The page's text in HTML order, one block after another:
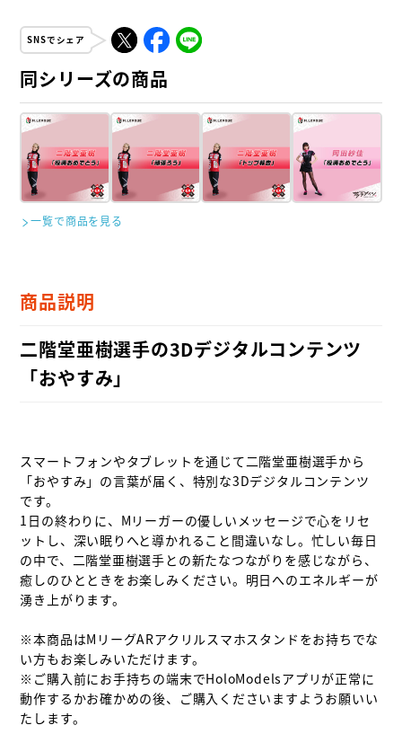
SNSでシェア
同シリーズの商品
一覧で商品を見る
商品説明
二階堂亜樹選手の3Dデジタルコンテンツ
「おやすみ」
スマートフォンやタブレットを通じて二階堂亜樹選手から
「おやすみ」の言葉が届く、特別な3Dデジタルコンテンツ
です。
1日の終わりに、Mリーガーの優しいメッセージで心をリセ
ットし、深い眠りへと導かれること間違いなし。忙しい毎日
の中で、二階堂亜樹選手との新たなつながりを感じながら、
癒しのひとときをお楽しみください。明日へのエネルギーが
湧き上がります。
※本商品はMリーグARアクリルスマホスタンドをお持ちでな
い方もお楽しみいただけます。
※ご購入前にお手持ちの端末でHoloModelsアプリが正常に
動作するかお確かめの後、ご購入くださいますようお願いい
たします。